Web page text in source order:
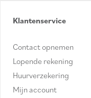
Klantenservice
Contact opnemen
Lopende rekening
Huurverzekering
Mijn account